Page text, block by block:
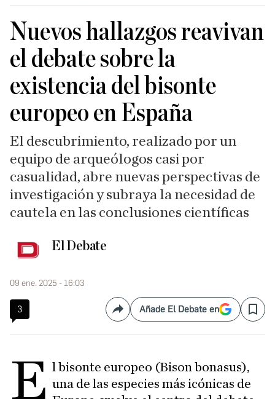
Nuevos hallazgos reavivan
el debate sobre la
existencia del bisonte
europeo en España
El descubrimiento, realizado por un
equipo de arqueólogos casi por
casualidad, abre nuevas perspectivas de
investigación y subraya la necesidad de
cautela en las conclusiones científicas
El Debate
09 ene. 2025 - 16:03
3 CompartirAñade El Debate en Save
E l bisonte europeo (Bison bonasus),
una de las especies más icónicas de